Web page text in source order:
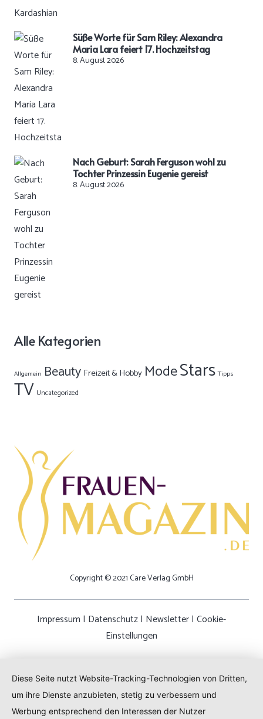
Süße Worte für Sam Riley: Alexandra
Maria Lara feiert 17. Hochzeitstag
8. August 2026
Nach Geburt: Sarah Ferguson wohl zu
Tochter Prinzessin Eugenie gereist
8. August 2026
Alle Kategorien
Allgemein Beauty Freizeit & Hobby ModeStars Tipps
TV Uncategorized
Copyright © 2021 Care Verlag GmbH
Impressum | Datenschutz| Newsletter| Cookie-
Einstellungen
Diese Seite nutzt Website-Tracking-Technologien von Dritten,
um ihre Dienste anzubieten, stetig zu verbessern und
Werbung entsprechend den Interessen der Nutzer